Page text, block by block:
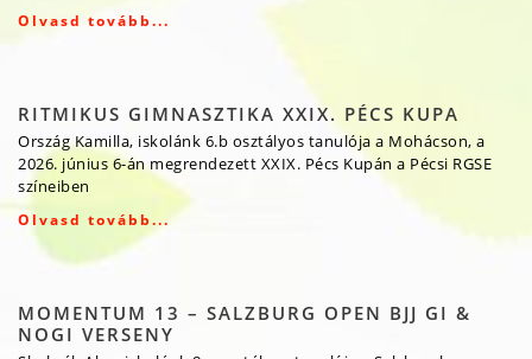
Olvasd tovább...
RITMIKUS GIMNASZTIKA XXIX. PÉCS KUPA
Ország Kamilla, iskolánk 6.b osztályos tanulója a Mohácson, a
2026. június 6-án megrendezett XXIX. Pécs Kupán a Pécsi RGSE
színeiben
Olvasd tovább...
MOMENTUM 13 – SALZBURG OPEN BJJ GI &
NOGI VERSENY